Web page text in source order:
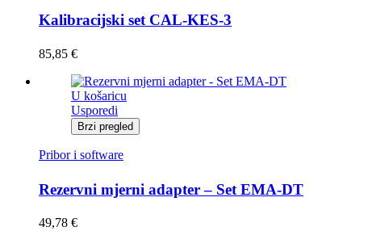
Kalibracijski set CAL-KES-3
85,85 €
U košaricu
Usporedi
Brzi pregled
Pribor i software
Rezervni mjerni adapter – Set EMA-DT
49,78 €